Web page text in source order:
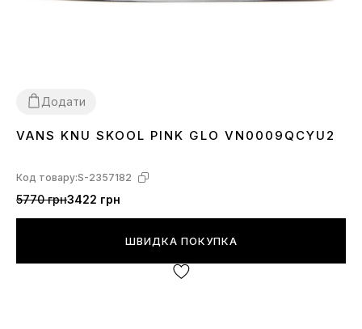
Додати
3637 38
VANS KNU SKOOL PINK GLO VN0009QCYU2
Код товару:S-2357182
5770 грн3422 грн
ШВИДКА ПОКУПКА